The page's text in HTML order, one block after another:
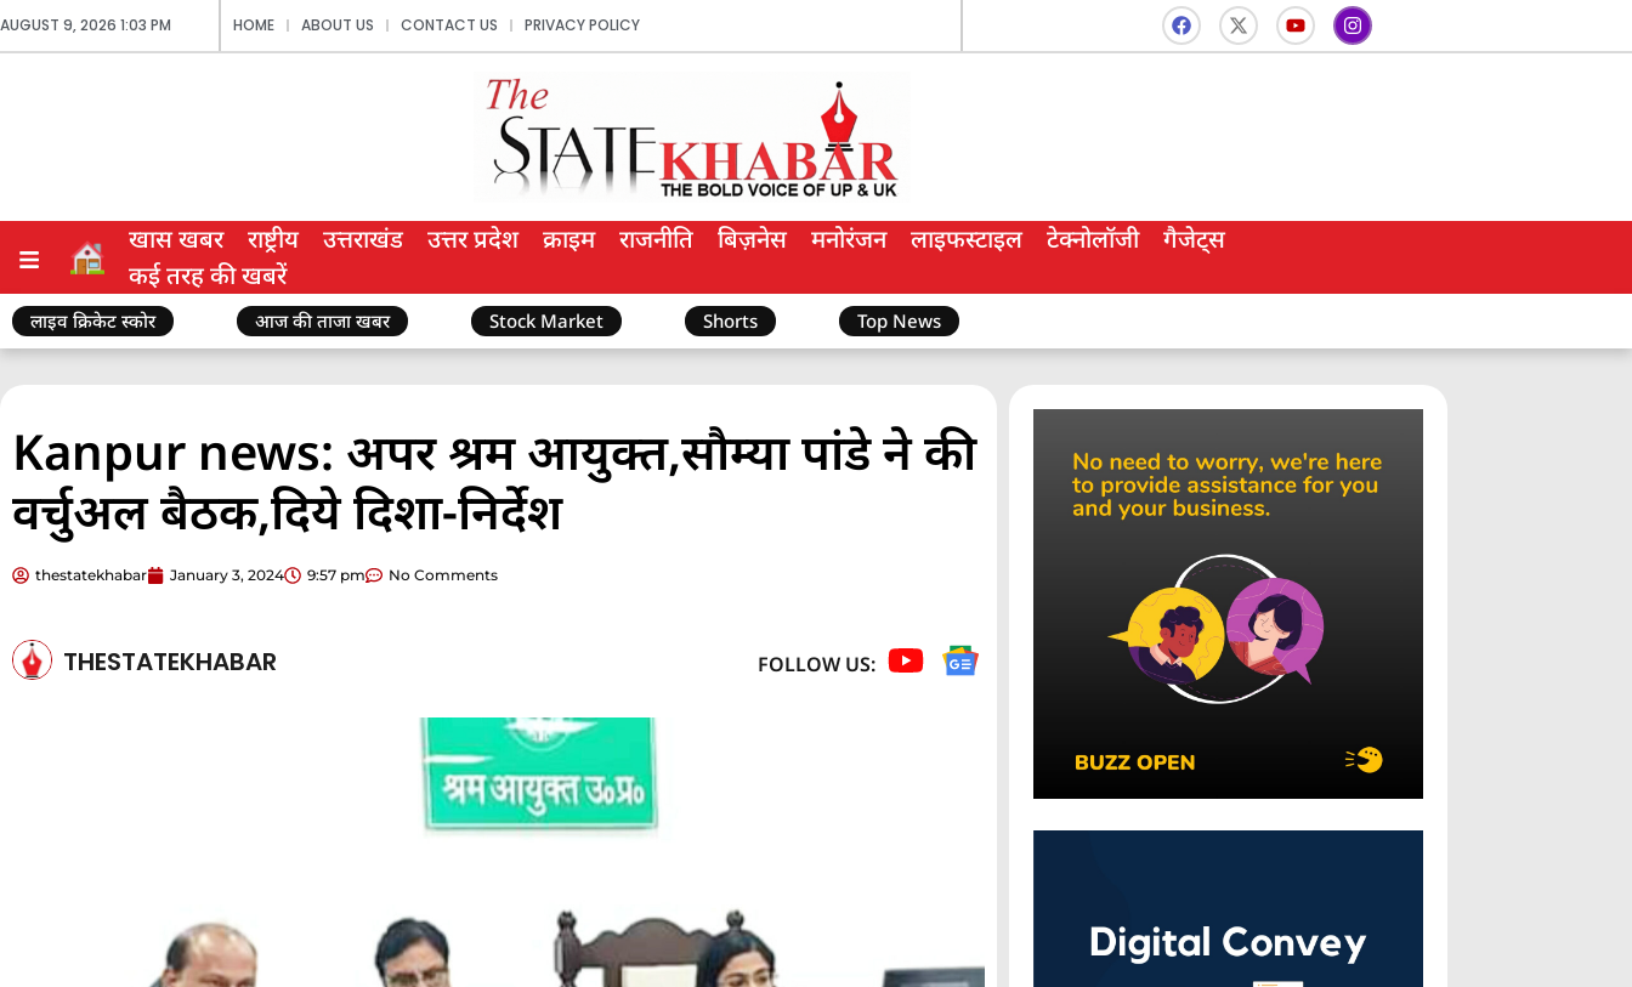
AUGUST 9, 2026 1:03 PM HOME ABOUT US CONTACT US PRIVACY POLICY
खास खबर राष्ट्रीय उत्तराखंड उत्तर प्रदेश क्राइम राजनीति बिज़नेस मनोरंजन लाइफस्टाइल टेक्नोलॉजी
गैजेट्स
कई तरह की खबरें
लाइव क्रिकेट स्कोर आज की ताजा खबर Stock Market Shorts Top News
Kanpur news: अपर श्रम आयुक्त,सौम्या पांडे ने की
वर्चुअल बैठक,दिये दिशा-निर्देश
thestatekhabar January 3, 2024 9:57 pm No Comments
THESTATEKHABAR FOLLOW US: